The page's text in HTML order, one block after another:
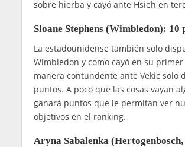
sobre hierba y cayó ante Hsieh en
Sloane Stephens (Wimbledon): 10
La estadounidense también solo
Wimbledon y como cayó en su
manera contundente ante Vekic solo
puntos. A poco que las cosas vayan
ganará puntos que le permitan ver
objetivos en el ranking.
Aryna Sabalenka